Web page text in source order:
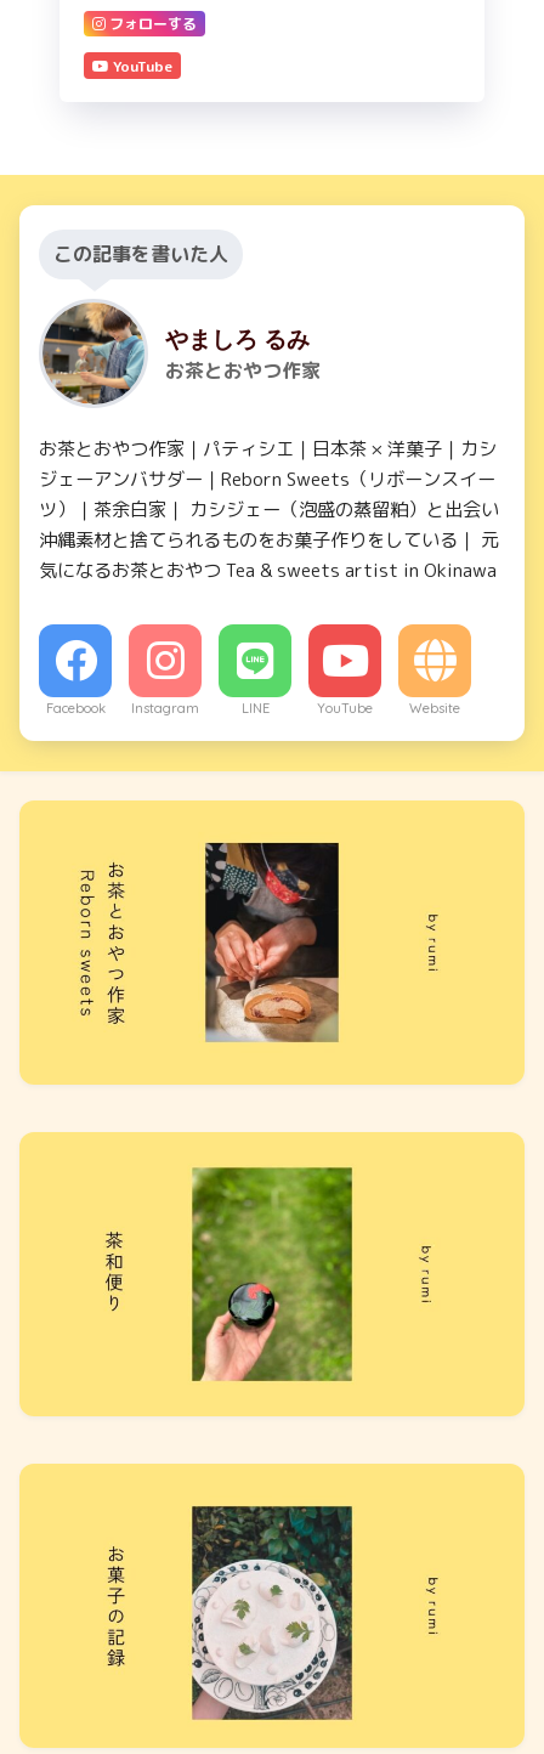
フォローする
YouTube
この記事を書いた人
やましろ るみ
お茶とおやつ作家
お茶とおやつ作家｜パティシエ｜日本茶 × 洋菓子｜カシ
ジェーアンバサダー｜Reborn Sweets（リボーンスイー
ツ）｜茶余白家｜ カシジェー（泡盛の蒸留粕）と出会い
沖縄素材と捨てられるものをお菓子作りをしている｜ 元
気になるお茶とおやつ Tea & sweets artist in Okinawa
Facebook Instagram LINE YouTube Website